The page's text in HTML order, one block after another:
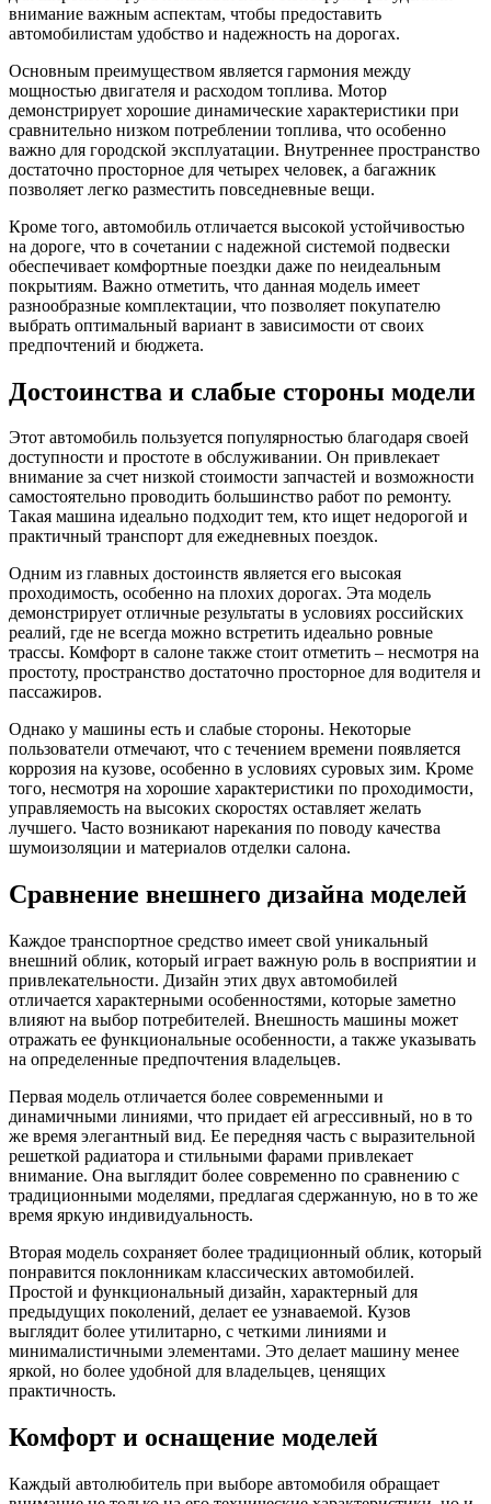
внимание важным аспектам, чтобы предоставить
автомобилистам удобство и надежность на дорогах.
Основным преимуществом является гармония между
мощностью двигателя и расходом топлива. Мотор
демонстрирует хорошие динамические характеристики при
сравнительно низком потреблении топлива, что особенно
важно для городской эксплуатации. Внутреннее пространство
достаточно просторное для четырех человек, а багажник
позволяет легко разместить повседневные вещи.
Кроме того, автомобиль отличается высокой устойчивостью
на дороге, что в сочетании с надежной системой подвески
обеспечивает комфортные поездки даже по неидеальным
покрытиям. Важно отметить, что данная модель имеет
разнообразные комплектации, что позволяет покупателю
выбрать оптимальный вариант в зависимости от своих
предпочтений и бюджета.
Достоинства и слабые стороны модели
Этот автомобиль пользуется популярностью благодаря своей
доступности и простоте в обслуживании. Он привлекает
внимание за счет низкой стоимости запчастей и возможности
самостоятельно проводить большинство работ по ремонту.
Такая машина идеально подходит тем, кто ищет недорогой и
практичный транспорт для ежедневных поездок.
Одним из главных достоинств является его высокая
проходимость, особенно на плохих дорогах. Эта модель
демонстрирует отличные результаты в условиях российских
реалий, где не всегда можно встретить идеально ровные
трассы. Комфорт в салоне также стоит отметить – несмотря на
простоту, пространство достаточно просторное для водителя и
пассажиров.
Однако у машины есть и слабые стороны. Некоторые
пользователи отмечают, что с течением времени появляется
коррозия на кузове, особенно в условиях суровых зим. Кроме
того, несмотря на хорошие характеристики по проходимости,
управляемость на высоких скоростях оставляет желать
лучшего. Часто возникают нарекания по поводу качества
шумоизоляции и материалов отделки салона.
Сравнение внешнего дизайна моделей
Каждое транспортное средство имеет свой уникальный
внешний облик, который играет важную роль в восприятии и
привлекательности. Дизайн этих двух автомобилей
отличается характерными особенностями, которые заметно
влияют на выбор потребителей. Внешность машины может
отражать ее функциональные особенности, а также указывать
на определенные предпочтения владельцев.
Первая модель отличается более современными и
динамичными линиями, что придает ей агрессивный, но в то
же время элегантный вид. Ее передняя часть с выразительной
решеткой радиатора и стильными фарами привлекает
внимание. Она выглядит более современно по сравнению с
традиционными моделями, предлагая сдержанную, но в то же
время яркую индивидуальность.
Вторая модель сохраняет более традиционный облик, который
понравится поклонникам классических автомобилей.
Простой и функциональный дизайн, характерный для
предыдущих поколений, делает ее узнаваемой. Кузов
выглядит более утилитарно, с четкими линиями и
минималистичными элементами. Это делает машину менее
яркой, но более удобной для владельцев, ценящих
практичность.
Комфорт и оснащение моделей
Каждый автолюбитель при выборе автомобиля обращает